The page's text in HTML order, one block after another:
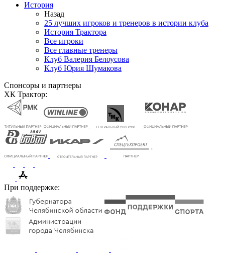
История
Назад
25 лучших игроков и тренеров в истории клуба
История Трактора
Все игроки
Все главные тренеры
Клуб Валерия Белоусова
Клуб Юрия Шумакова
Спонсоры и партнеры
ХК Трактор:
При поддержке: